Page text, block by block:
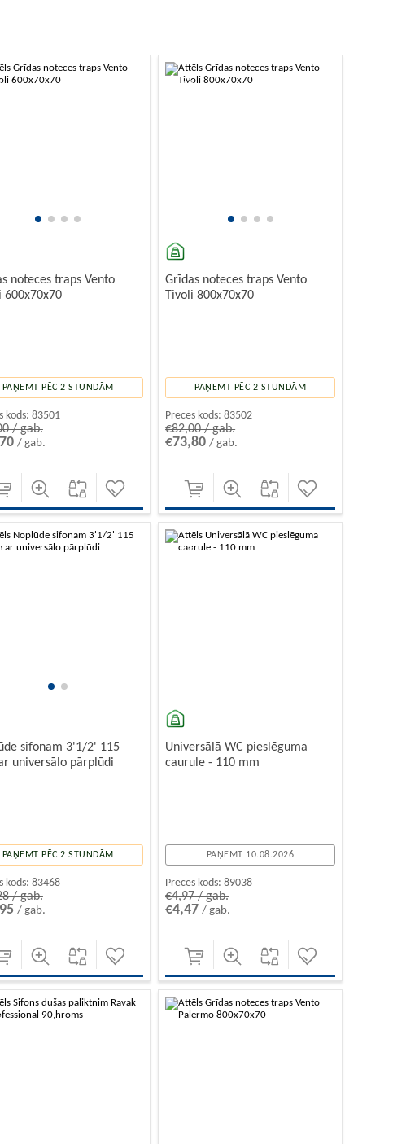
noteces traps Vento
600x70x70
PAŅEMT PĒC 2 STUNDĀM
kods: 83501
/ gab.
/ gab.
-10%
Grīdas noteces traps Vento
Tivoli 800x70x70
PAŅEMT PĒC 2 STUNDĀM
Preces kods: 83502
€82,00 / gab.
€73,80/ gab.
sifonam 3'1/2' 115
universālo pārplūdi
PAŅEMT PĒC 2 STUNDĀM
kods: 83468
/ gab.
/ gab.
-10%
Universālā WC pieslēguma
caurule - 110 mm
PAŅEMT 10.08.2026
Preces kods: 89038
€4,97 / gab.
€4,47/ gab.